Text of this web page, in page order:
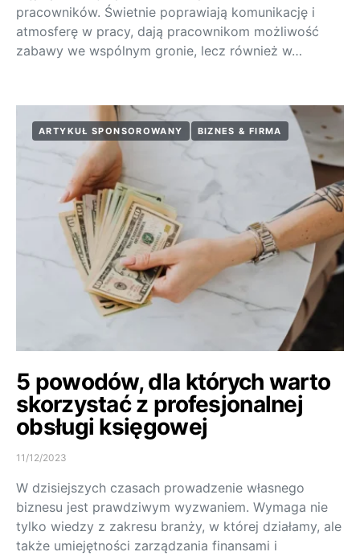
pracowników. Świetnie poprawiają komunikację i
atmosferę w pracy, dają pracownikom możliwość
zabawy we wspólnym gronie, lecz również w…
ARTYKUŁ SPONSOROWANY BIZNES & FIRMA
5 powodów, dla których warto
skorzystać z profesjonalnej
obsługi księgowej
11/12/2023
W dzisiejszych czasach prowadzenie własnego
biznesu jest prawdziwym wyzwaniem. Wymaga nie
tylko wiedzy z zakresu branży, w której działamy, ale
także umiejętności zarządzania finansami i